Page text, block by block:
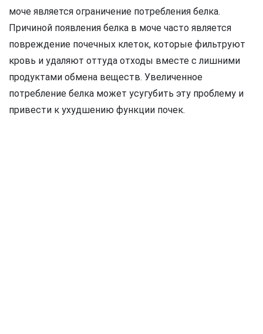
моче является ограничение потребления белка.
Причиной появления белка в моче часто является
повреждение почечных клеток, которые фильтруют
кровь и удаляют оттуда отходы вместе с лишними
продуктами обмена веществ. Увеличенное
потребление белка может усугубить эту проблему и
привести к ухудшению функции почек.